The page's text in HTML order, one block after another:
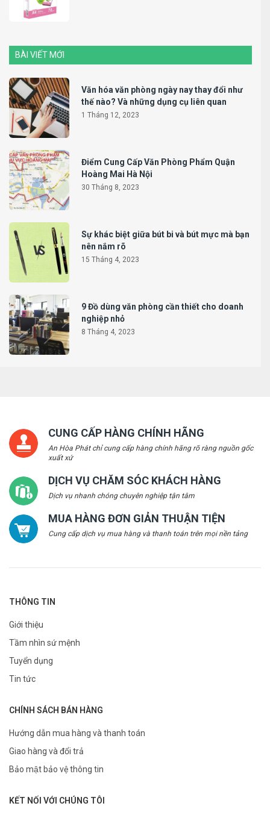
BÀI VIẾT MỚI
Văn hóa văn phòng ngày nay thay đổi như
thế nào? Và những dụng cụ liên quan
1 Tháng 12, 2023
Điểm Cung Cấp Văn Phòng Phẩm Quận
Hoàng Mai Hà Nội
30 Tháng 8, 2023
Sự khác biệt giữa bút bi và bút mực mà bạn
nên nắm rõ
15 Tháng 4, 2023
9 Đồ dùng văn phòng cần thiết cho doanh
nghiệp nhỏ
8 Tháng 4, 2023
CUNG CẤP HÀNG CHÍNH HÃNG
An Hòa Phát chỉ cung cấp hàng chính hãng rõ ràng nguồn gốc
xuất xứ
DỊCH VỤ CHĂM SÓC KHÁCH HÀNG
Dịch vụ nhanh chóng chuyên nghiệp tận tâm
MUA HÀNG ĐƠN GIẢN THUẬN TIỆN
Cung cấp dịch vụ mua hàng và thanh toán trên mọi nền tảng
THÔNG TIN
Giới thiệu
Tầm nhìn sứ mệnh
Tuyển dụng
Tin tức
CHÍNH SÁCH BÁN HÀNG
Hướng dẫn mua hàng và thanh toán
Giao hàng và đổi trả
Bảo mật bảo vệ thông tin
KẾT NỐI VỚI CHÚNG TÔI